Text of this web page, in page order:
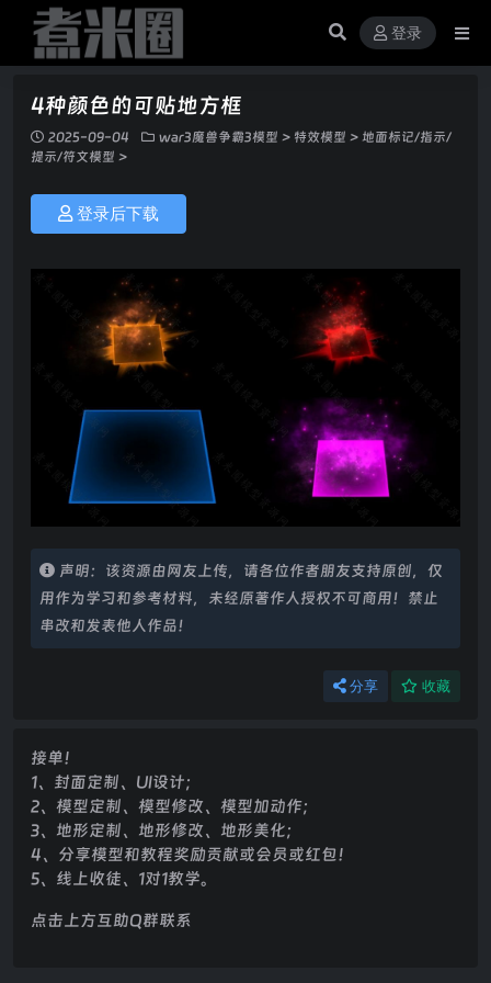
登录
4种颜色的可贴地方框
2025-09-04 war3魔兽争霸3模型 > 特效模型 > 地面标记/指示/
提示/符文模型 >
登录后下载
声明：该资源由网友上传，请各位作者朋友支持原创，仅
用作为学习和参考材料，未经原著作人授权不可商用！禁止
串改和发表他人作品！
分享 收藏
接单！
1、封面定制、UI设计；
2、模型定制、模型修改、模型加动作；
3、地形定制、地形修改、地形美化；
4、分享模型和教程奖励贡献或会员或红包！
5、线上收徒、1对1教学。
点击上方互助Q群联系